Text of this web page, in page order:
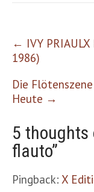
Post
navigation
← IVY
1986)
Die
Heute →
5 thoughts
flauto”
Pingback: X